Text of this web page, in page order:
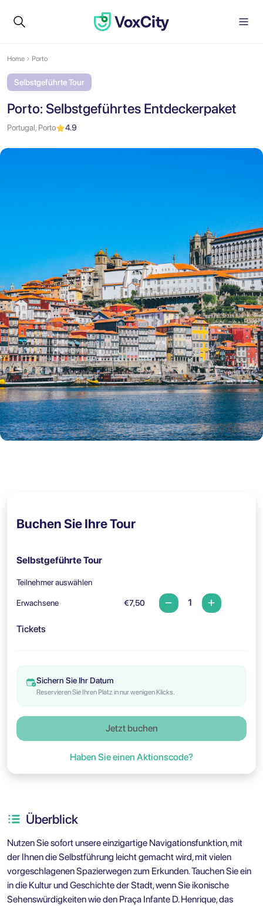
Home Porto
Selbstgeführte Tour
Porto: Selbstgeführtes Entdeckerpaket
Portugal, Porto 4.9
Buchen Sie Ihre Tour
Selbstgeführte Tour
Teilnehmer auswählen
Erwachsene €7,50
Tickets
Sichern Sie Ihr Datum
Reservieren Sie Ihren Platz in nur wenigen Klicks.
Jetzt buchen
Haben Sie einen Aktionscode?
Überblick
Nutzen Sie sofort unsere einzigartige Navigationsfunktion, mit
der Ihnen die Selbstführung leicht gemacht wird, mit vielen
vorgeschlagenen Spazierwegen zum Erkunden. Tauchen Sie ein
in die Kultur und Geschichte der Stadt, wenn Sie ikonische
Sehenswürdigkeiten wie den Praça Infante D. Henrique, das